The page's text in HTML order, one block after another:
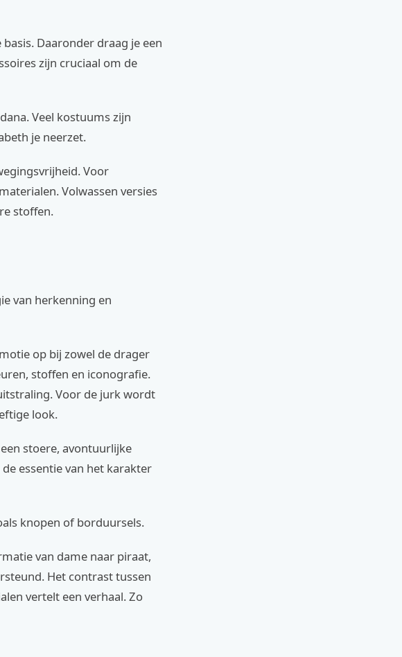
Daaronder draag je een
zijn cruciaal om de
Veel kostuums zijn
je neerzet.
Voor
Volwassen versies
stoffen.
van herkenning en
op bij zowel de drager
stoffen en iconografie.
Voor de jurk wordt
look.
stoere, avontuurlijke
essentie van het karakter
knopen of borduursels.
van dame naar piraat,
Het contrast tussen
vertelt een verhaal. Zo